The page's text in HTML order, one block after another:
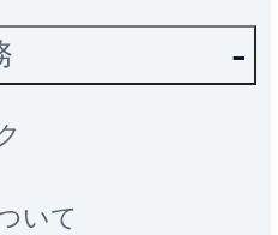
いて